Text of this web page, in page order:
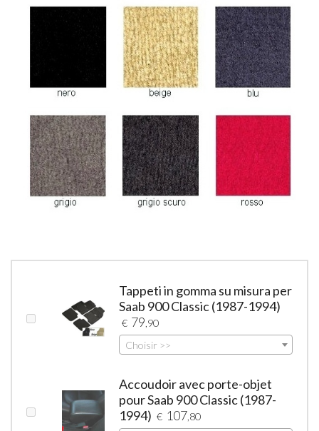
Tappeti in gomma su misura per
Saab 900 Classic (1987-1994)
€ 79 ,90
Choisir >>
Accoudoir avec porte-objet
pour Saab 900 Classic (1987-
1994) € 107 ,80